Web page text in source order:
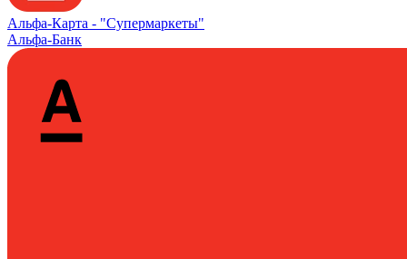
Альфа‑Карта - "Супермаркеты"
Альфа-Банк